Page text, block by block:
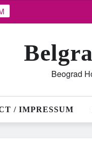
Beograd
/ IMPRESSUM